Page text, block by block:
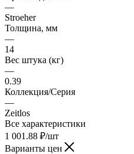
—
Stroeher
Толщина, мм
—
14
Вес штука (кг)
—
0.39
Коллекция/Серия
—
Zeitlos
Все характеристики
1 001.88 ₽/шт
Варианты цен